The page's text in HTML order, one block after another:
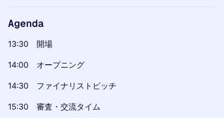
Agenda
13:30 開場
14:00 オープニング
14:30 ファイナリストピッチ
15:30 審査・交流タイム